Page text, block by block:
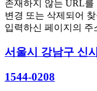
존재하지 않는 URL
변경 또는 삭제되어
입력하신 페이지의
서울시 강남구 신
1544-0208